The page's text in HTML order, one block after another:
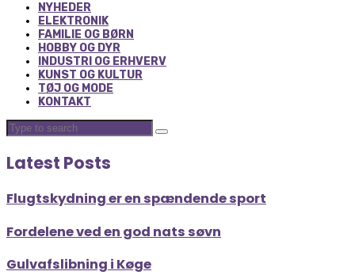
NYHEDER
ELEKTRONIK
FAMILIE OG BØRN
HOBBY OG DYR
INDUSTRI OG ERHVERV
KUNST OG KULTUR
TØJ OG MODE
KONTAKT
Latest Posts
Flugtskydning er en spændende sport
Fordelene ved en god nats søvn
Gulvafslibning i Køge